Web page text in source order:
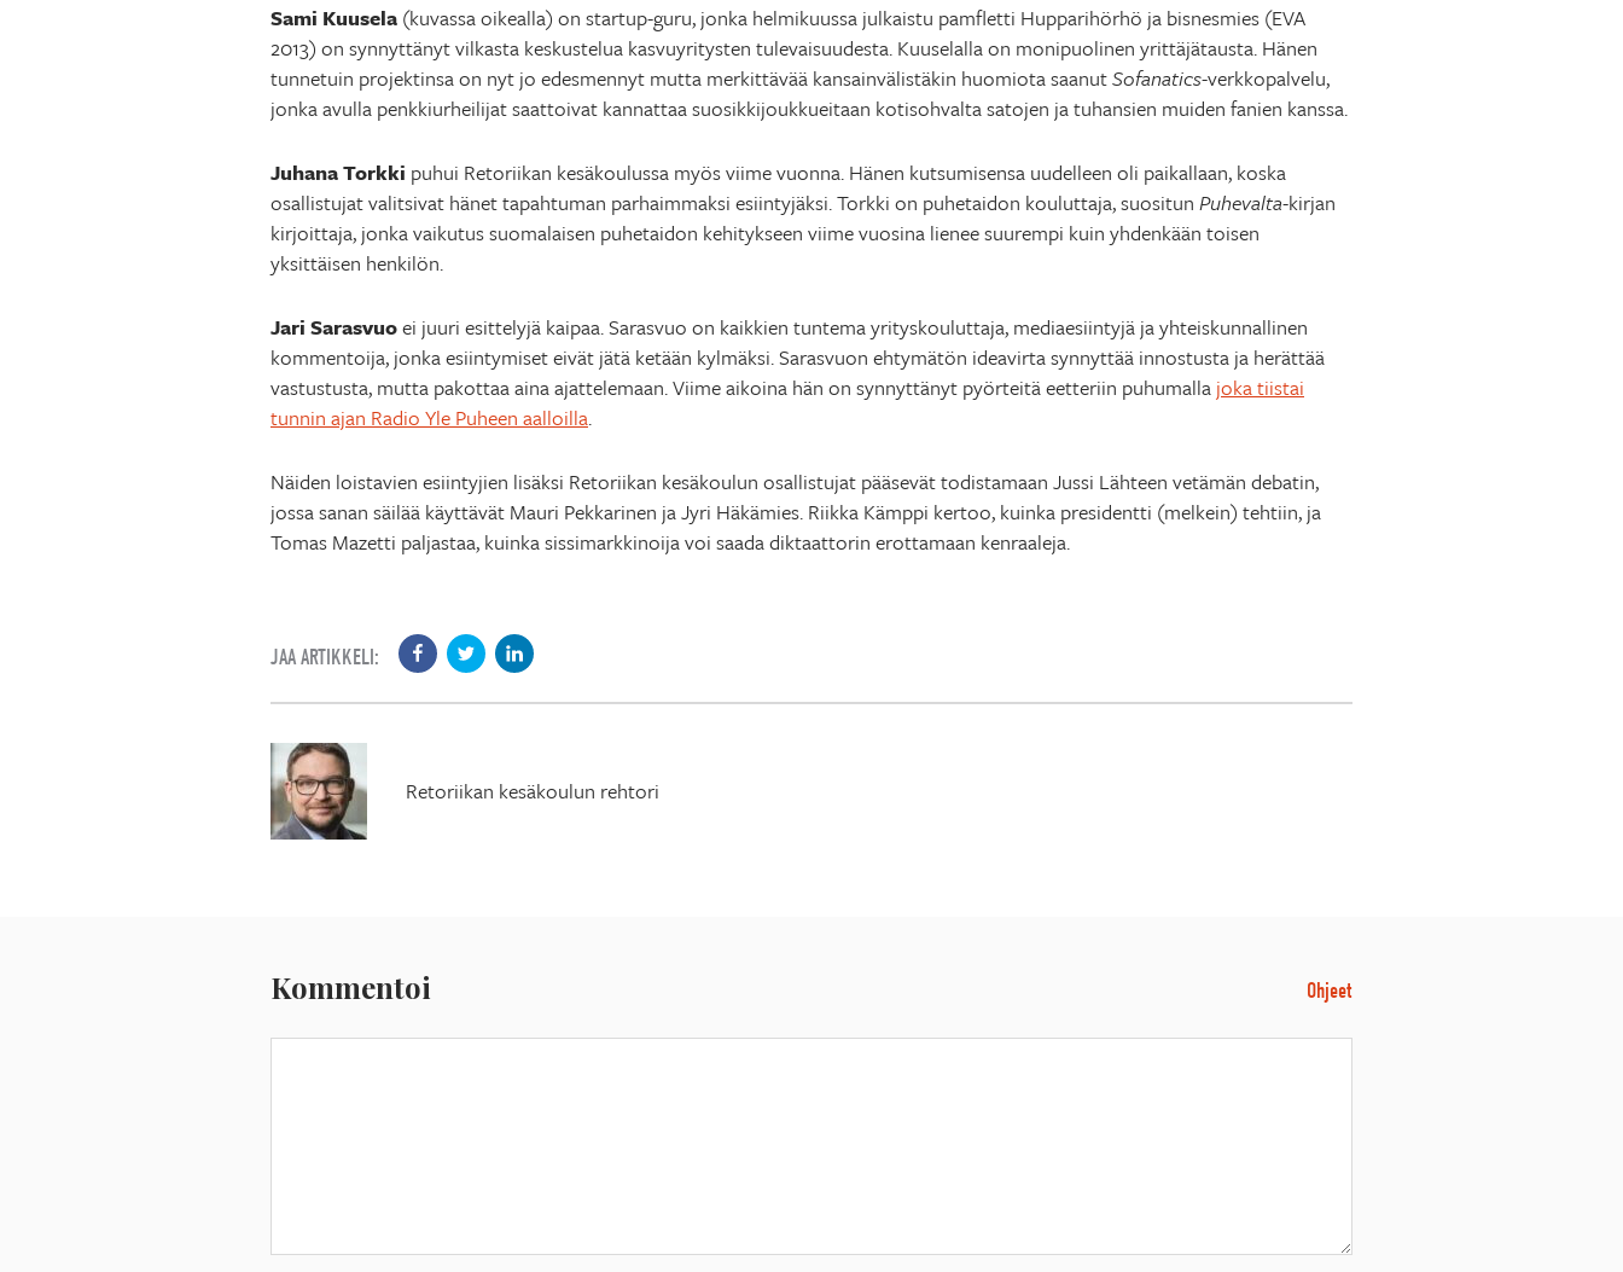
Sami Kuusela (kuvassa oikealla) on startup-guru, jonka helmikuussa julkaistu pamfletti Hupparihörhö ja bisnesmies (EVA
2013) on synnyttänyt vilkasta keskustelua kasvuyritysten tulevaisuudesta. Kuuselalla on monipuolinen yrittäjätausta. Hänen
tunnetuin projektinsa on nyt jo edesmennyt mutta merkittävää kansainvälistäkin huomiota saanutSofanatics-verkkopalvelu,
jonka avulla penkkiurheilijat saattoivat kannattaa suosikkijoukkueitaan kotisohvalta satojen ja tuhansien muiden fanien kanssa.
Juhana Torkki puhui Retoriikan kesäkoulussa myös viime vuonna. Hänen kutsumisensa uudelleen oli paikallaan, koska
osallistujat valitsivat hänet tapahtuman parhaimmaksi esiintyjäksi. Torkki on puhetaidon kouluttaja, suositun Puhevalta-kirjan
kirjoittaja, jonka vaikutus suomalaisen puhetaidon kehitykseen viime vuosina lienee suurempi kuin yhdenkään toisen
yksittäisen henkilön.
Jari Sarasvuoei juuri esittelyjä kaipaa. Sarasvuo on kaikkien tuntema yrityskouluttaja, mediaesiintyjä ja yhteiskunnallinen
kommentoija, jonka esiintymiset eivät jätä ketään kylmäksi. Sarasvuon ehtymätön ideavirta synnyttää innostusta ja herättää
vastustusta, mutta pakottaa aina ajattelemaan. Viime aikoina hän on synnyttänyt pyörteitä eetteriin puhumalla joka tiistai
tunnin ajan Radio Yle Puheen aalloilla.
Näiden loistavien esiintyjien lisäksi Retoriikan kesäkoulun osallistujat pääsevät todistamaan Jussi Lähteen vetämän debatin,
jossa sanan säilää käyttävät Mauri Pekkarinen ja Jyri Häkämies. Riikka Kämppi kertoo, kuinka presidentti (melkein) tehtiin, ja
Tomas Mazetti paljastaa, kuinka sissimarkkinoija voi saada diktaattorin erottamaan kenraaleja.
JAA ARTIKKELI:
Retoriikan kesäkoulun rehtori
Kommentoi Ohjeet